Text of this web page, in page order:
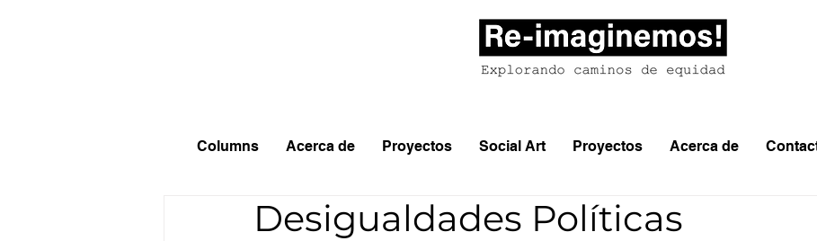
Columns Acerca de Proyectos Social Art Proyectos Acerca de
Desigualdades Políticas